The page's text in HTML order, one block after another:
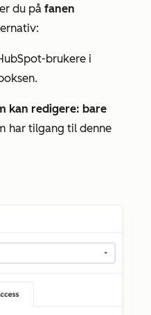
du på fanen
brukere i
kan redigere: bare
har tilgang til denne